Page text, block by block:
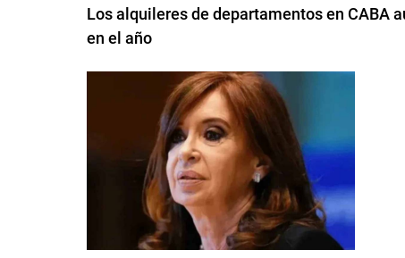
Los alquileres de departamentos en CABA
en el año